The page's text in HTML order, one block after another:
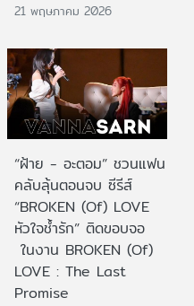
21 พฤษภาคม 2026
“ฝ้าย - อะตอม” ชวนแฟน
คลับลุ้นตอนจบ ซีรีส์
“BROKEN (Of) LOVE
หัวใจช้ำรัก” ติดขอบจอ
ในงาน BROKEN (Of)
LOVE : The Last
Promise